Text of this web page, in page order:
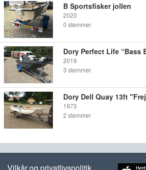
B Sportsfisker jollen
2020
0 stemmer
Dory Perfect Life “Bass
2019
3 stemmer
Dory Dell Quay 13ft
1973
2 stemmer
Vilkår og privatlivspolitik